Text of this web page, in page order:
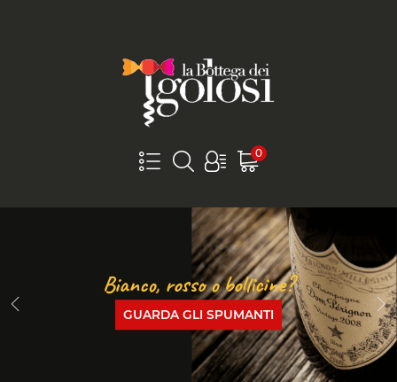
0
Il vino perfetto per l’aperitivo
GUARDA IL NOSTRO CHAMPAGNE